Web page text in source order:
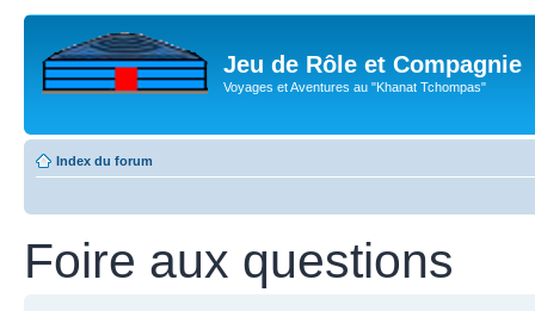
Jeu de Rôle et Compagnie
Voyages et Aventures au "Khanat Tchompas"
Index du forum
Foire aux questions